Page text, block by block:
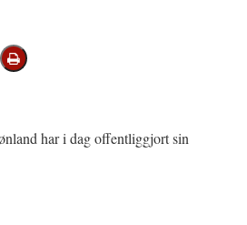
email
Print
har i dag offentliggjort sin